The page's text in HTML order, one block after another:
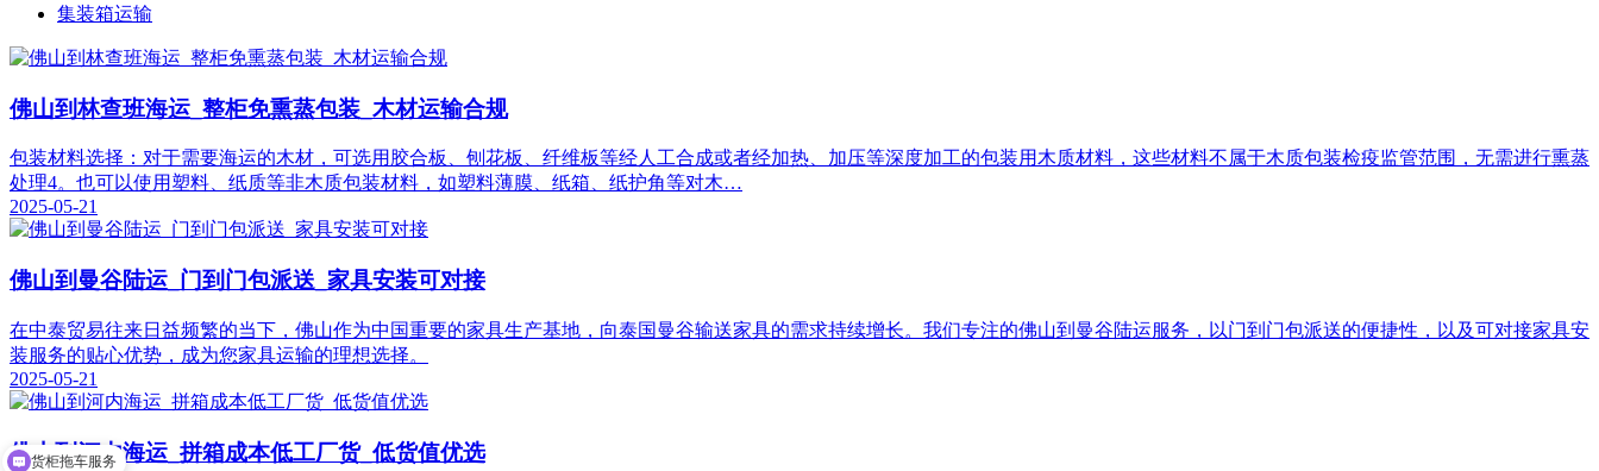
集装箱运输
佛山到林查班海运_整柜免熏蒸包装_木材运输合规
包装材料选择：对于需要海运的木材，可选用胶合板、刨花板、纤维板等经人工合成或者经加热、加压等深度加工的包装用木质材料，这些材料不属于木质包装检疫监管范围，无需进行熏蒸
处理4。也可以使用塑料、纸质等非木质包装材料，如塑料薄膜、纸箱、纸护角等对木…
2025-05-21
佛山到曼谷陆运_门到门包派送_家具安装可对接
在中泰贸易往来日益频繁的当下，佛山作为中国重要的家具生产基地，向泰国曼谷输送家具的需求持续增长。我们专注的佛山到曼谷陆运服务，以门到门包派送的便捷性，以及可对接家具安
装服务的贴心优势，成为您家具运输的理想选择。
2025-05-21
佛山到河内海运_拼箱成本低工厂货_低货值优选
货柜拖车服务